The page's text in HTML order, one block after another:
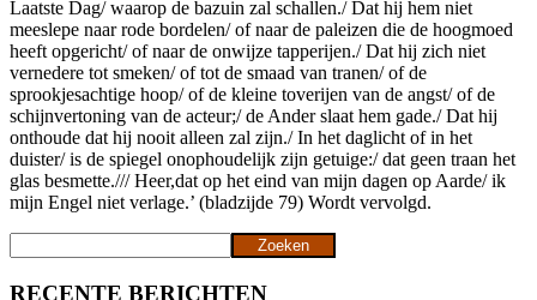
Laatste Dag/ waarop de bazuin zal schallen./ Dat hij hem niet
meeslepe naar rode bordelen/ of naar de paleizen die de hoogmoed
heeft opgericht/ of naar de onwijze tapperijen./ Dat hij zich niet
vernedere tot smeken/ of tot de smaad van tranen/ of de
sprookjesachtige hoop/ of de kleine toverijen van de angst/ of de
schijnvertoning van de acteur;/ de Ander slaat hem gade./ Dat hij
onthoude dat hij nooit alleen zal zijn./ In het daglicht of in het
duister/ is de spiegel onophoudelijk zijn getuige:/ dat geen traan het
glas besmette./// Heer,dat op het eind van mijn dagen op Aarde/ ik
mijn Engel niet verlage.’ (bladzijde 79) Wordt vervolgd.
Zoeken
RECENTE BERICHTEN